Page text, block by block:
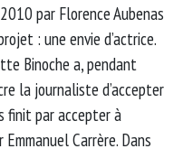
par Florence Aubenas
: une envie d’actrice.
Binoche a, pendant
la journaliste d’accepter
finit par accepter à
Carrère. Dans